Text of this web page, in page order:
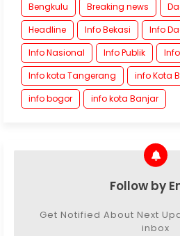
Bengkulu Breaking news
Headline
Info Bekasi Info
Info Nasional
Info Publik
Info kota Tangerang
info Kota
info bogor
info kota Banjar
Follow by
Get Notified About Next
inbox